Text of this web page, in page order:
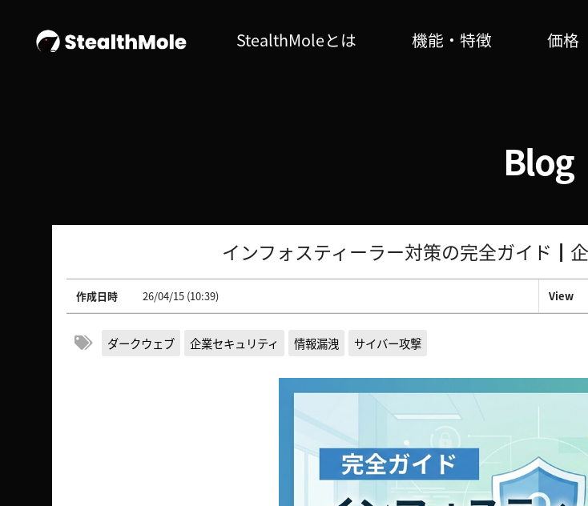
StealthMoleとは 機能・特徴 価格
Blog
インフォスティーラー対策の完全ガイド┃
作成日時 26/04/15 (10:39) View
ダークウェブ 企業セキュリティ 情報漏洩 サイバー攻撃